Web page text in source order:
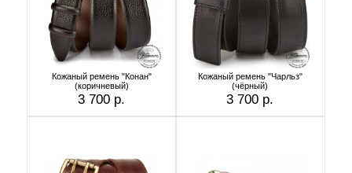
Кожаный ремень "Конан"
(коричневый)
3 700 р.
Кожаный ремень "Чарльз"
(чёрный)
3 700 р.